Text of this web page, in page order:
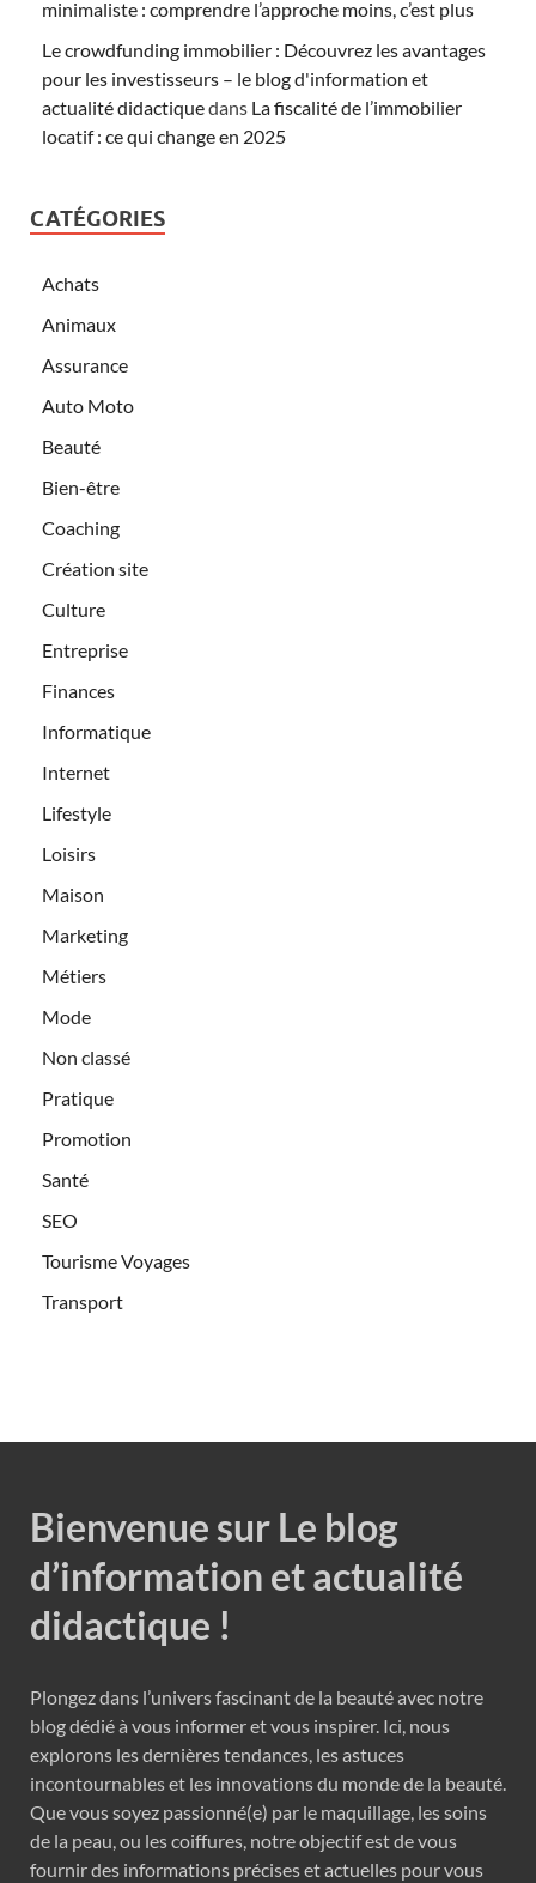
minimaliste : comprendre l’approche moins, c’est plus
Le crowdfunding immobilier : Découvrez les avantages
pour les investisseurs – le blog d'information et
actualité didactiquedans La fiscalité de l’immobilier
locatif : ce qui change en 2025
CATÉGORIES
Achats
Animaux
Assurance
Auto Moto
Beauté
Bien-être
Coaching
Création site
Culture
Entreprise
Finances
Informatique
Internet
Lifestyle
Loisirs
Maison
Marketing
Métiers
Mode
Non classé
Pratique
Promotion
Santé
SEO
Tourisme Voyages
Transport
Bienvenue sur Le blog
d’information et actualité
didactique !
Plongez dans l’univers fascinant de la beauté avec notre
blog dédié à vous informer et vous inspirer. Ici, nous
explorons les dernières tendances, les astuces
incontournables et les innovations du monde de la beauté.
Que vous soyez passionné(e) par le maquillage, les soins
de la peau, ou les coiffures, notre objectif est de vous
fournir des informations précises et actuelles pour vous